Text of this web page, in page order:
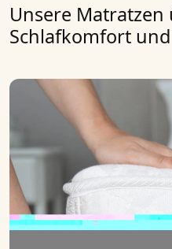
Unsere
Schlafkomfort